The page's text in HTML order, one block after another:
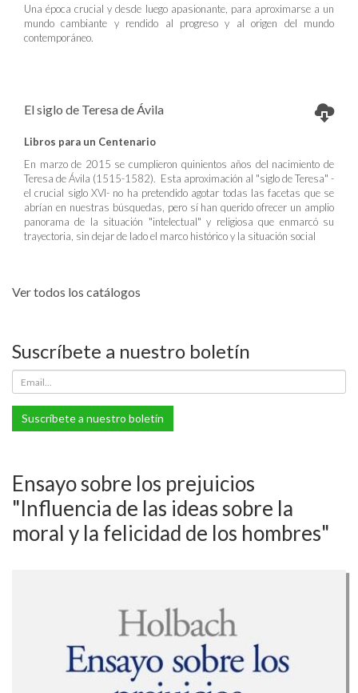
Una época crucial y desde luego apasionante, para aproximarse a un
mundo cambiante y rendido al progreso y al origen del mundo
contemporáneo.
El siglo de Teresa de Ávila
Libros para un Centenario
En marzo de 2015 se cumplieron quinientos años del nacimiento de
Teresa de Ávila (1515-1582). Esta aproximación al "siglo de Teresa" -
el crucial siglo XVI- no ha pretendido agotar todas las facetas que se
abrían en nuestras búsquedas, pero sí han querido ofrecer un amplio
panorama de la situación "intelectual" y religiosa que enmarcó su
trayectoria, sin dejar de lado el marco histórico y la situación social
Ver todos los catálogos
Suscríbete a nuestro boletín
Suscríbete a nuestro boletín
Ensayo sobre los prejuicios
"Influencia de las ideas sobre la
moral y la felicidad de los hombres"